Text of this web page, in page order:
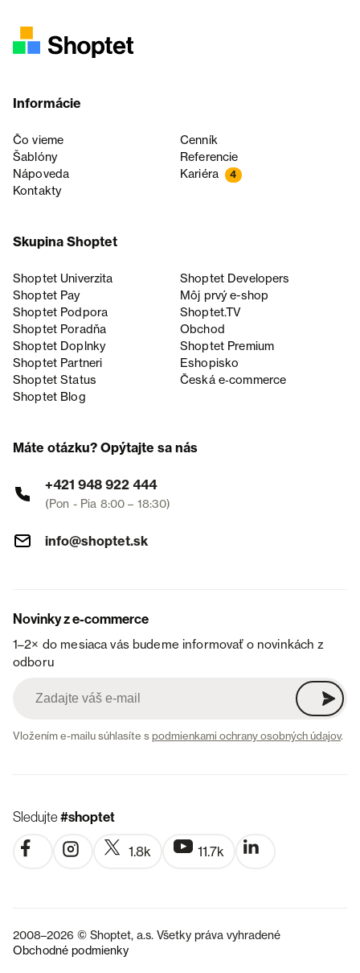
Informácie
Čo vieme
Cenník
Šablóny
Referencie
Nápoveda
Kariéra 4
Kontakty
Skupina Shoptet
Shoptet Univerzita
Shoptet Developers
Shoptet Pay
Môj prvý e-shop
Shoptet Podpora
Shoptet.TV
Shoptet Poradňa
Obchod
Shoptet Doplnky
Shoptet Premium
Shoptet Partneri
Eshopisko
Shoptet Status
Česká e‑commerce
Shoptet Blog
Máte otázku? Opýtajte sa nás
+421 948 922 444
(Pon - Pia 8:00 – 18:30)
info@shoptet.sk
Novinky z e-commerce
1–2× do mesiaca vás budeme informovať o novinkách z
odboru
Vložením e-mailu súhlasíte spodmienkami ochrany osobných údajov.
Sledujte#shoptet
1.8k 11.7k
2008–2026 © Shoptet, a.s. Všetky práva vyhradené
Obchodné podmienky